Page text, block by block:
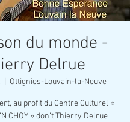
du monde -
Delrue
Ottignies-Louvain-la-Neuve
au profit du Centre Culturel «
CHOY » don’t Thierry Delrue